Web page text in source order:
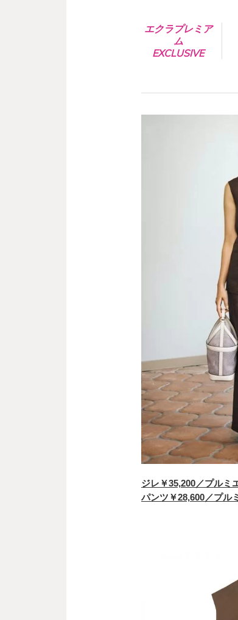
エクラプレミア
ム
EXCLUSIVE
ジレ￥35,200／プルミ
パンツ￥28,600／プル